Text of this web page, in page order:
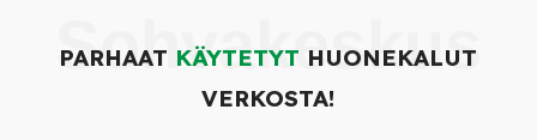
Sohvakeskus
PARHAAT KÄYTETYT HUONEKALUT
VERKOSTA!